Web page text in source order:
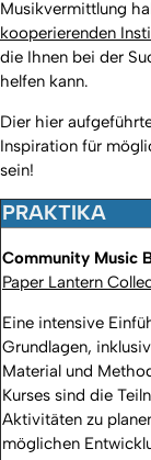
Musikvermittlung
kooperierenden
die Ihnen bei der
helfen kann.
Dier hier
Inspiration für
sein!
PRAKTIKA
Community Music
Paper Lantern
Eine intensive
Grundlagen,
Material und
Kurses sind die
Aktivitäten zu
möglichen